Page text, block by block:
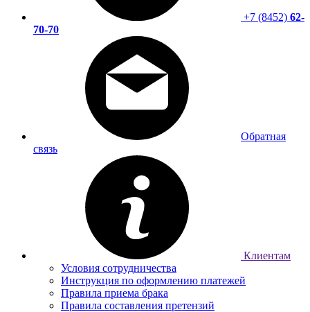
+7 (8452) 62-
70-70
Обратная
связь
Клиентам
Условия сотрудничества
Инструкция по оформлению платежей
Правила приема брака
Правила составления претензий